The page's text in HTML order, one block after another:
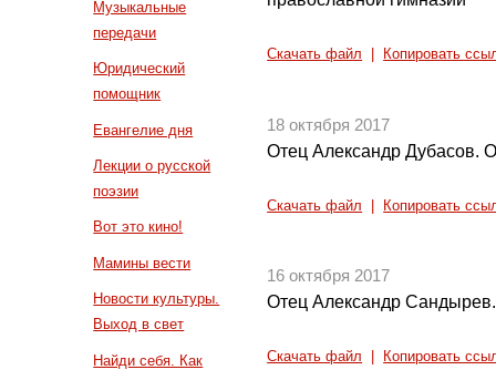
Музыкальные
передачи
Юридический
помощник
Евангелие дня
Лекции о русской
поэзии
Вот это кино!
Мамины вести
Новости культуры.
Выход в свет
Найди себя. Как
Скачать файл Копировать
18 октября 2017
Отец Александр Дубасов.
Скачать файл Копировать
16 октября 2017
Отец Александр
Скачать файл Копировать